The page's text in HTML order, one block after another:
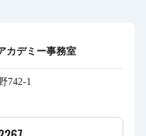
カデミー事務室
742-1